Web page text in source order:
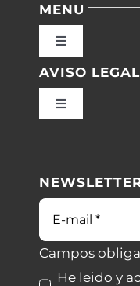
MENU
Toggle
Inicio
Blog
Contacto
AVISO LEGAL
Toggle
Condiciones de
Ley de cookies
Correo
electrónico
Campos
He leido y